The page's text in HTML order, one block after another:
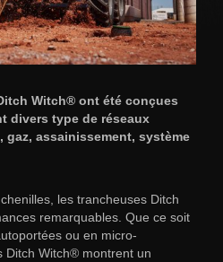
Witch® ont été conçues
divers type de réseaux
gaz, assainissement, système
les trancheuses Ditch
remarquables. Que ce soit
ou en micro-
Ditch Witch® montrent un